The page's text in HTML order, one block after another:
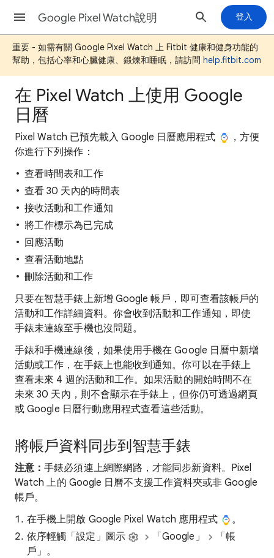
Google Pixel Watch說明 登入
重要 - 如需有關 Google Pixel Watch 上 Fitbit 健康和健身功能的
幫助，包括心率和心臟健康、鍛煉和睡眠，請訪問 help.fitbit.com
在 Pixel Watch 上使用 Google
日曆
Pixel Watch 已預先載入 Google 日曆應用程式
，方便
你進行下列操作：
查看時間表和工作
查看 30 天內的時間表
接收活動和工作通知
將工作標示為已完成
回應活動
查看活動地點
刪除活動和工作
只要在智慧手錶上新增 Google 帳戶，即可查看該帳戶的
活動和工作詳細資料。你會收到活動和工作通知，即使
手錶未連線至手機也沒問題。
手錶和手機連線後，如果使用手機在 Google 日曆中新增
活動或工作，在手錶上也能收到通知。你可以在手錶上
查看未來 4 週的活動和工作。如果活動的開始時間不在
未來 30 天內，則不會顯示在手錶上，但你仍可透過網頁
或 Google 日曆行動應用程式查看這些活動。
將帳戶資料同步到智慧手錶
注意：手錶必須連上網際網路，才能同步新資料。Pixel
Watch 上的 Google 日曆不支援工作資料夾或非 Google
帳戶。
在手機上開啟 Google Pixel Watch 應用程式
。
依序輕觸「設定」圖示
「Google」
「帳
戶」。